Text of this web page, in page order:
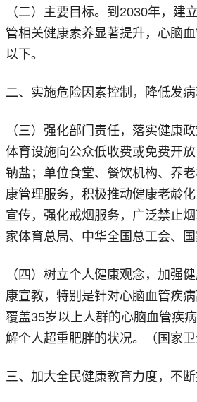
（二）主要目标。到2030年，
管相关健康素养显著提升，心脑
以下。
二、实施危险因素控制，降低发
（三）强化部门责任，落实健康
体育设施向公众低收费或免费开
钠盐；单位食堂、餐饮机构、养
康管理服务，积极推动健康老龄
宣传，强化戒烟服务，广泛禁止
家体育总局、中华全国总工会、
（四）树立个人健康观念，加强
康宣教，特别是针对心脑血管疾
覆盖35岁以上人群的心脑血管疾
解个人超重肥胖的状况。（国家
三、加大全民健康教育力度，不